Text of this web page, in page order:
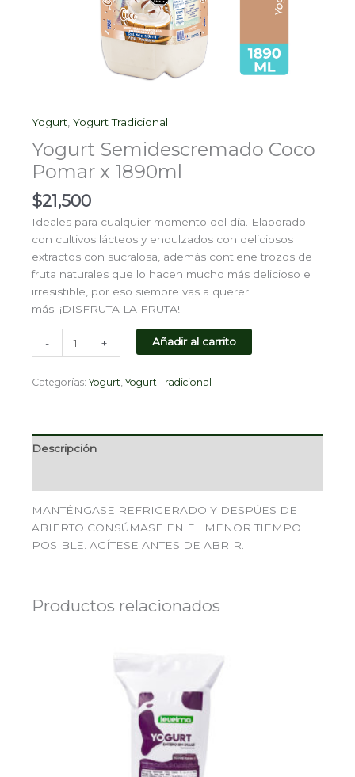
Yogurt, Yogurt Tradicional
Yogurt Semidescremado Coco
Pomar x 1890ml
$21,500
Ideales para cualquier momento del día. Elaborado
con cultivos lácteos y endulzados con deliciosos
extractos con sucralosa, además contiene trozos de
fruta naturales que lo hacen mucho más delicioso e
irresistible, por eso siempre vas a querer
más. ¡DISFRUTA LA FRUTA!
- + Añadir al carrito
Categorías:Yogurt ,Yogurt Tradicional
Descripción
MANTÉNGASE REFRIGERADO Y DESPÚES DE
ABIERTO CONSÚMASE EN EL MENOR TIEMPO
POSIBLE. AGÍTESE ANTES DE ABRIR.
Productos relacionados